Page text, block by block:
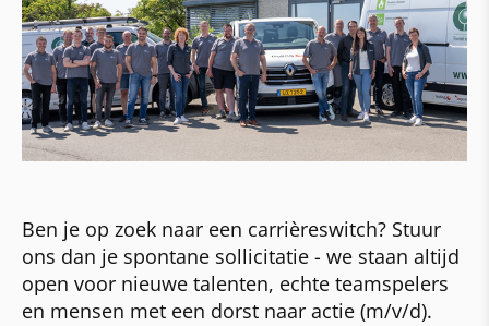
Ben je op zoek naar een carrièreswitch? Stuur
ons dan je spontane sollicitatie - we staan altijd
open voor nieuwe talenten, echte teamspelers
en mensen met een dorst naar actie (m/v/d).